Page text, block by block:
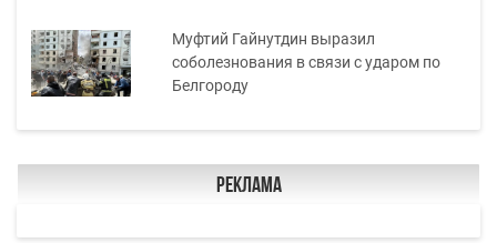
Муфтий Гайнутдин выразил
соболезнования в связи с ударом по
Белгороду
Реклама